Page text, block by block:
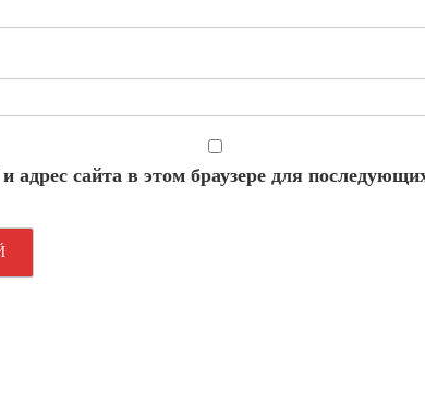
адрес сайта в этом браузере для